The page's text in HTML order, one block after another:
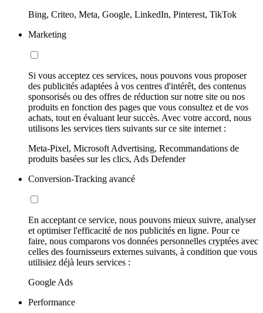
Bing, Criteo, Meta, Google, LinkedIn, Pinterest, TikTok
Marketing
Si vous acceptez ces services, nous pouvons vous proposer
des publicités adaptées à vos centres d'intérêt, des contenus
sponsorisés ou des offres de réduction sur notre site ou nos
produits en fonction des pages que vous consultez et de vos
achats, tout en évaluant leur succès. Avec votre accord, nous
utilisons les services tiers suivants sur ce site internet :
Meta-Pixel, Microsoft Advertising, Recommandations de
produits basées sur les clics, Ads Defender
Conversion-Tracking avancé
En acceptant ce service, nous pouvons mieux suivre, analyser
et optimiser l'efficacité de nos publicités en ligne. Pour ce
faire, nous comparons vos données personnelles cryptées avec
celles des fournisseurs externes suivants, à condition que vous
utilisiez déjà leurs services :
Google Ads
Performance